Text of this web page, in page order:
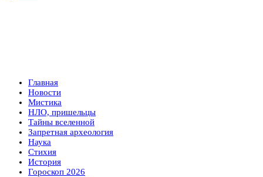
Главная
Новости
Мистика
НЛО, пришельцы
Тайны вселенной
Запретная археология
Наука
Стихия
История
Гороскоп 2026